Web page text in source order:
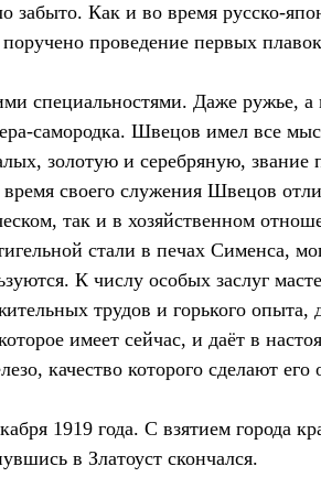
Как и во время русско-
проведение первых
специальностями. Даже ружье,
самородка. Швецов имел все
золотую и серебряную, звание
время своего служения Швецов
так и в хозяйственном
стали в печах Сименса,
К числу особых заслуг
трудов и горького опыта,
имеет сейчас, и даёт в
качество которого сделают
1919 года. С взятием
в Златоуст скончался.